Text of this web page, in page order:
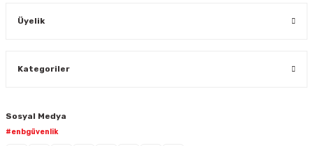
Üyelik
Kategoriler
Sosyal Medya
#enbgüvenlik